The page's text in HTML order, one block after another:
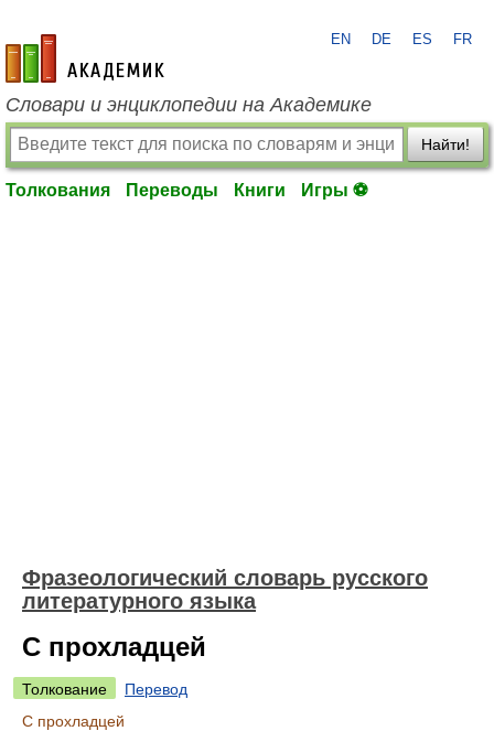
academic.ru
EN DE ES FR
Словари и энциклопедии на Академике
Найти!
Толкования Переводы Книги Игры ⚽
Фразеологический словарь русского
литературного языка
С прохладцей
Толкование
Перевод
С прохладцей